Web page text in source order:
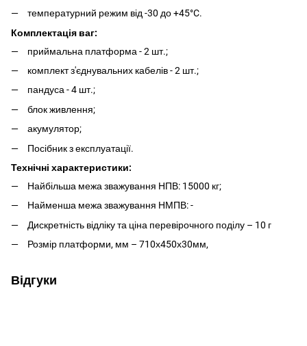
температурний режим від -30 до +45°C.
Комплектація ваг:
приймальна платформа - 2 шт.;
комплект з'єднувальних кабелів - 2 шт.;
пандуса - 4 шт.;
блок живлення;
акумулятор;
Посібник з експлуатації.
Технічні характеристики:
Найбільша межа зважування НПВ: 15000 кг;
Найменша межа зважування НМПВ: -
Дискретність відліку та ціна перевірочного поділу – 10 г
Розмір платформи, мм – 710х450х30мм,
Відгуки